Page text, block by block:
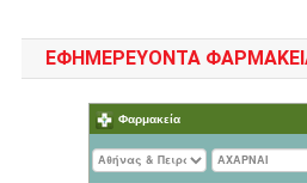
ΕΦΗΜΕΡΕΥΟΝΤΑ